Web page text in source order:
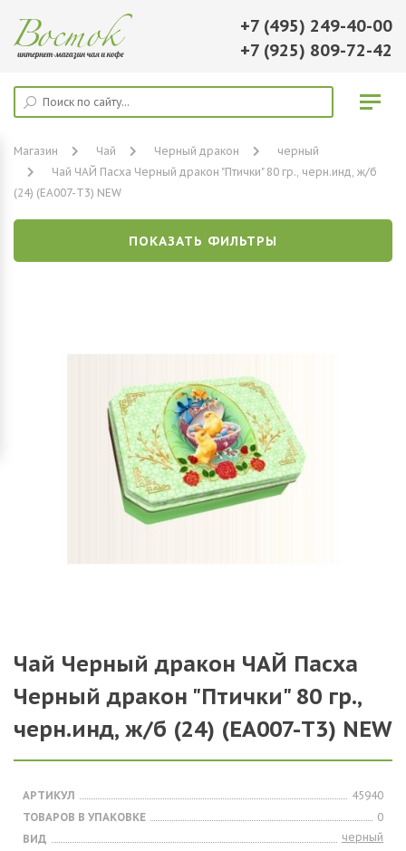
+7 (495) 249-40-00
+7 (925) 809-72-42
Магазин Чай Черный дракон
черный
Чай ЧАЙ Пасха Черный дракон "Птички" 80 гр., черн.инд, ж/б
(24) (EА007-Т3) NEW
ПОКАЗАТЬ ФИЛЬТРЫ
Чай Черный дракон ЧАЙ Пасха
Черный дракон "Птички" 80 гр.,
черн.инд, ж/б (24) (EА007-Т3) NEW
АРТИКУЛ
45940
ТОВАРОВ В УПАКОВКЕ
0
ВИД
черный